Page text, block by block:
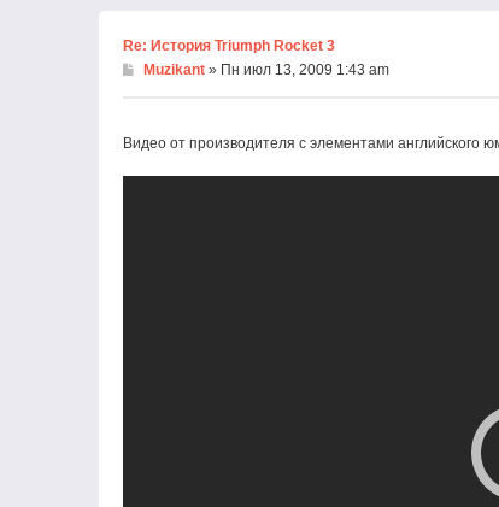
Re: История Triumph Rocket 3
Muzikant » Пн июл 13, 2009 1:43 am
Видео от производителя с элементами английского